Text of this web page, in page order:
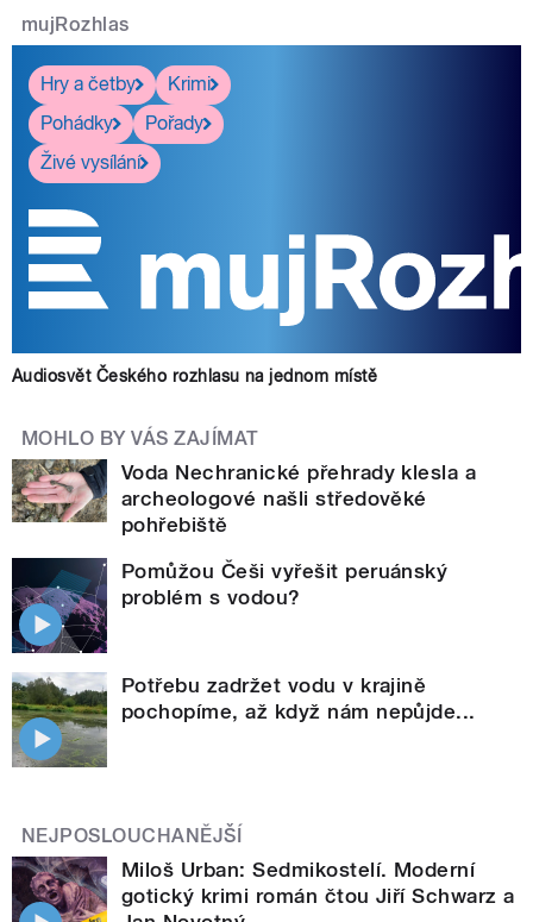
mujRozhlas
Hry a četby
Krimi
Pohádky
Pořady
Živé vysílání
Audiosvět Českého rozhlasu na jednom místě
MOHLO BY VÁS ZAJÍMAT
Voda Nechranické přehrady klesla a
archeologové našli středověké
pohřebiště
Pomůžou Češi vyřešit peruánský
problém s vodou?
Potřebu zadržet vodu v krajině
pochopíme, až když nám nepůjde...
NEJPOSLOUCHANĚJŠÍ
Miloš Urban: Sedmikostelí. Moderní
gotický krimi román čtou Jiří Schwarz a